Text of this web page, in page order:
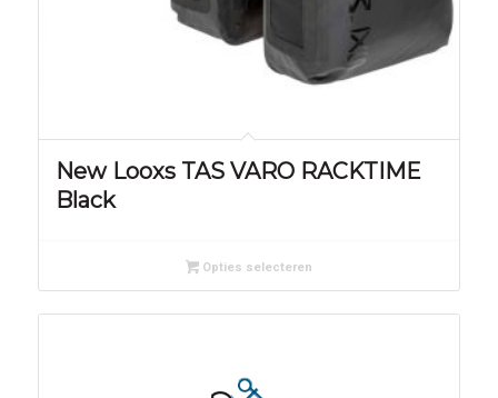
New Looxs TAS VARO RACKTIME
Black
Opties selecteren